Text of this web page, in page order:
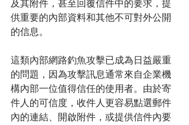
及其附件，甚至回覆信件中的要求，提
供重要的內部資料和其他不可對外公開
的信息。
這類內部網路釣魚攻擊已成為日益嚴重
的問題，因為攻擊訊息通常來自企業機
構內部一位值得信任的使用者。由於寄
件人的可信度，收件人更容易點選郵件
內的連結、開啟附件，或提供信件內要